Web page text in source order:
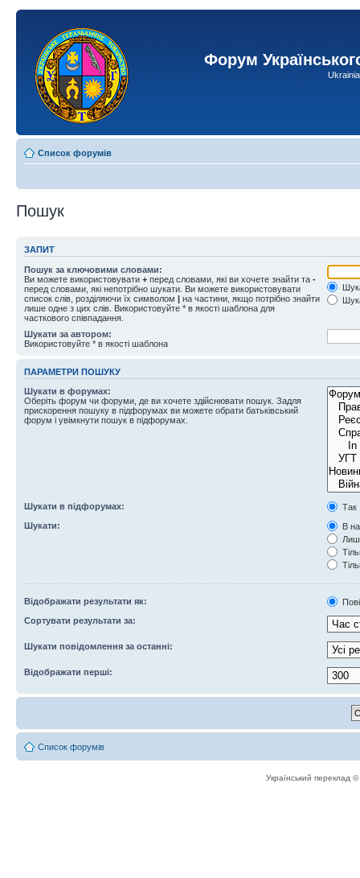
Форум
Список форумів
Пошук
ЗАПИТ
Пошук за ключовими словами:
Ви можете використовувати + перед словами, які ви хочете знайти та -
перед словами, які непотрібно шукати. Ви можете використовувати
список слів, розділяючи їх символом | на частини, якщо потрібно знайти
лише одне з цих слів. Використовуйте * в якості шаблона для
часткового співпадання.
Шукати за автором:
Використовуйте * в якості шаблона
ПАРАМЕТРИ ПОШУКУ
Шукати в форумах:
Оберіть форум чи форуми, де ви хочете здійснювати пошук. Задля
прискорення пошуку в підфорумах ви можете обрати батьківський
форум і увімкнути пошук в підфорумах.
Шукати в підфорумах:
Так
Шукати:
В
Відображати результати як:
Сортувати результати за:
Шукати повідомлення за останні:
Відображати перші:
Список форумів
Український переклад